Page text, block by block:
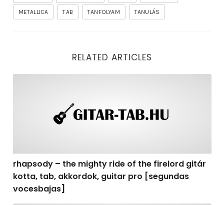
METALLICA TAB TANFOLYAM TANULÁS
RELATED ARTICLES
rhapsody – the mighty ride of the firelord gitár
kotta, tab, akkordok, guitar pro [segundas
vocesbajas]